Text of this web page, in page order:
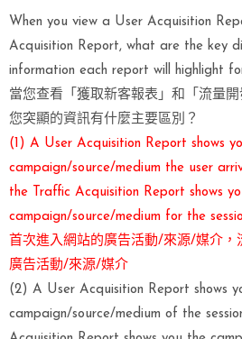
When you view a User Acquisition
Acquisition Report, what are the key
information each report will highlight
當您查看「獲取新客報表」和「流量
您突顯的資訊有什麼主要區別？
(1) A User Acquisition Report shows
campaign/source/medium the user
the Traffic Acquisition Report shows
campaign/source/medium for the
首次進入網站的廣告活動/來源/媒介，
廣告活動/來源/媒介
(2) A User Acquisition Report shows
campaign/source/medium of the